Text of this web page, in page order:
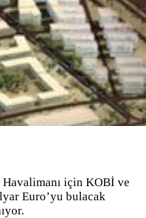
için KOBİ ve
Euro’yu bulacak